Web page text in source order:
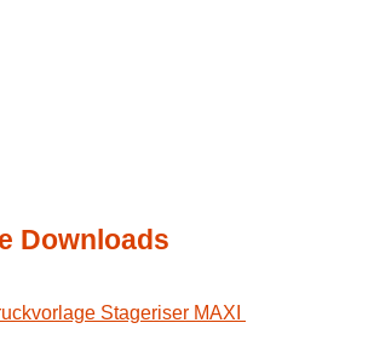
Downloads
Stageriser MAXI